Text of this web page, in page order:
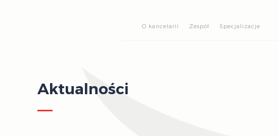
O kancelarii Zespół Specjalizacje
Aktualności